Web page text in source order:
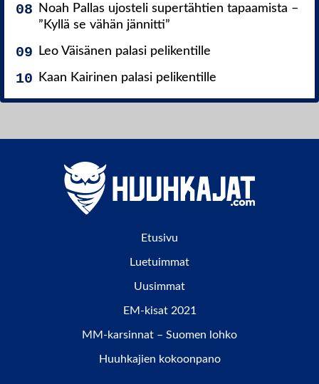
Noah Pallas ujosteli supertähtien tapaamista –
”Kyllä se vähän jännitti”
Leo Väisänen palasi pelikentille
Kaan Kairinen palasi pelikentille
Etusivu
Luetuimmat
Uusimmat
EM-kisat 2021
MM-karsinnat – Suomen lohko
Huuhkajien kokoonpano